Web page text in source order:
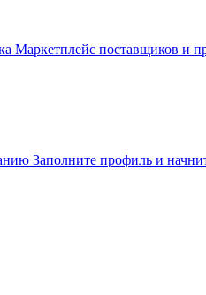
Маркетплейс поставщиков и
Заполните профиль и